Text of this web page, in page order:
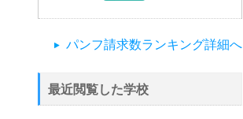
パンフ請求数ランキング詳細へ
最近閲覧した学校